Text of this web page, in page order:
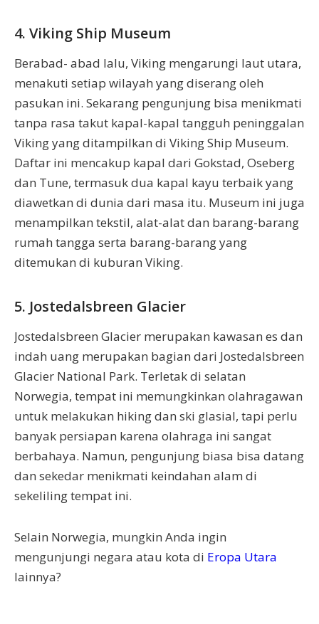
4. Viking Ship Museum
Berabad- abad lalu, Viking mengarungi laut utara,
menakuti setiap wilayah yang diserang oleh
pasukan ini. Sekarang pengunjung bisa menikmati
tanpa rasa takut kapal-kapal tangguh peninggalan
Viking yang ditampilkan di Viking Ship Museum.
Daftar ini mencakup kapal dari Gokstad, Oseberg
dan Tune, termasuk dua kapal kayu terbaik yang
diawetkan di dunia dari masa itu. Museum ini juga
menampilkan tekstil, alat-alat dan barang-barang
rumah tangga serta barang-barang yang
ditemukan di kuburan Viking.
5. Jostedalsbreen Glacier
Jostedalsbreen Glacier merupakan kawasan es dan
indah uang merupakan bagian dari Jostedalsbreen
Glacier National Park. Terletak di selatan
Norwegia, tempat ini memungkinkan olahragawan
untuk melakukan hiking dan ski glasial, tapi perlu
banyak persiapan karena olahraga ini sangat
berbahaya. Namun, pengunjung biasa bisa datang
dan sekedar menikmati keindahan alam di
sekeliling tempat ini.
Selain Norwegia, mungkin Anda ingin
mengunjungi negara atau kota di Eropa Utara
lainnya?